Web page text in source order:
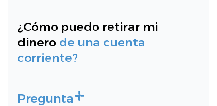
¿Cómo puedo retirar mi
dinero de una cuenta
corriente?
Pregunta